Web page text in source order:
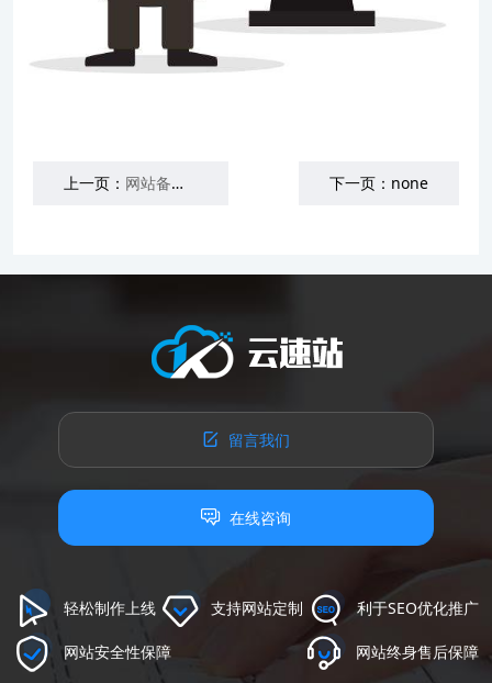
上一页： 网站备案、ICP备案和域名备案的区别？ 下一页： none
留言我们
在线咨询
轻松制作上线 支持网站定制 利于SEO优化推广
网站安全性保障 网站终身售后保障